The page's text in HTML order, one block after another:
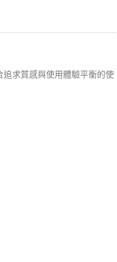
求質感與使用體驗平衡的使